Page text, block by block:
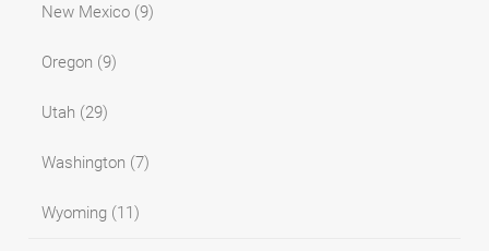
New Mexico (9)
Oregon (9)
Utah (29)
Washington (7)
Wyoming (11)